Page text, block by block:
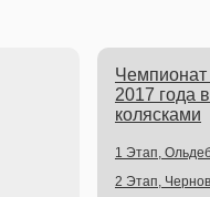
2017 года
колясками
1 Этап,
2 Этап,